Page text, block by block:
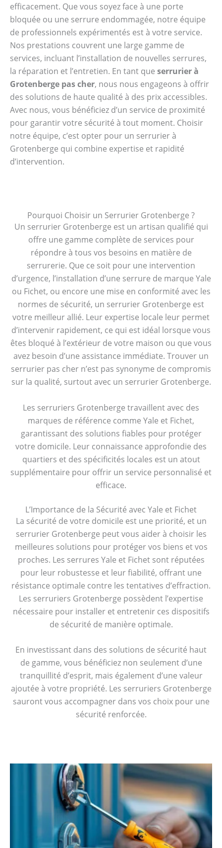
efficacement. Que vous soyez face à une porte
bloquée ou une serrure endommagée, notre équipe
de professionnels expérimentés est à votre service.
Nos prestations couvrent une large gamme de
services, incluant l’installation de nouvelles serrures,
la réparation et l’entretien. En tant que serrurier à
Grotenberge pas cher, nous nous engageons à offrir
des solutions de haute qualité à des prix accessibles.
Avec nous, vous bénéficiez d’un service de proximité
pour garantir votre sécurité à tout moment. Choisir
notre équipe, c’est opter pour un serrurier à
Grotenberge qui combine expertise et rapidité
d’intervention.
Pourquoi Choisir un Serrurier Grotenberge ?
Un serrurier Grotenberge est un artisan qualifié qui
offre une gamme complète de services pour
répondre à tous vos besoins en matière de
serrurerie. Que ce soit pour une intervention
d’urgence, l’installation d’une serrure de marque Yale
ou Fichet, ou encore une mise en conformité avec les
normes de sécurité, un serrurier Grotenberge est
votre meilleur allié. Leur expertise locale leur permet
d’intervenir rapidement, ce qui est idéal lorsque vous
êtes bloqué à l’extérieur de votre maison ou que vous
avez besoin d’une assistance immédiate. Trouver un
serrurier pas cher n’est pas synonyme de compromis
sur la qualité, surtout avec un serrurier Grotenberge.
Les serruriers Grotenberge travaillent avec des
marques de référence comme Yale et Fichet,
garantissant des solutions fiables pour protéger
votre domicile. Leur connaissance approfondie des
quartiers et des spécificités locales est un atout
supplémentaire pour offrir un service personnalisé et
efficace.
L’Importance de la Sécurité avec Yale et Fichet
La sécurité de votre domicile est une priorité, et un
serrurier Grotenberge peut vous aider à choisir les
meilleures solutions pour protéger vos biens et vos
proches. Les serrures Yale et Fichet sont réputées
pour leur robustesse et leur fiabilité, offrant une
résistance optimale contre les tentatives d’effraction.
Les serruriers Grotenberge possèdent l’expertise
nécessaire pour installer et entretenir ces dispositifs
de sécurité de manière optimale.
En investissant dans des solutions de sécurité haut
de gamme, vous bénéficiez non seulement d’une
tranquillité d’esprit, mais également d’une valeur
ajoutée à votre propriété. Les serruriers Grotenberge
sauront vous accompagner dans vos choix pour une
sécurité renforcée.